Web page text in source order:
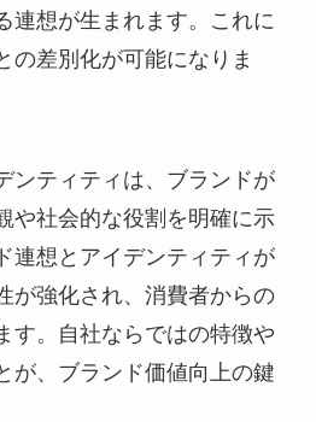
連想が生まれます。これに
の差別化が可能になりま
ンティティは、ブランドが
や社会的な役割を明確に示
連想とアイデンティティが
が強化され、消費者からの
す。自社ならではの特徴や
が、ブランド価値向上の鍵